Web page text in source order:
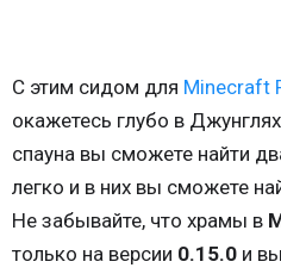
С этим сидом для Minecraft
окажетесь глубо в
спауна вы сможете найти
легко и в них вы сможете
Не забывайте, что храмы в
только на версии 0.15.0 и